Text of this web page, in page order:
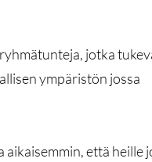
jotka
ympäristön jossa
että heille